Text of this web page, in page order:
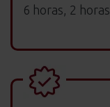
6 horas, 2 horas